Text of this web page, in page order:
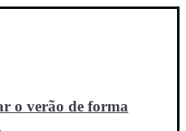
o verão de forma